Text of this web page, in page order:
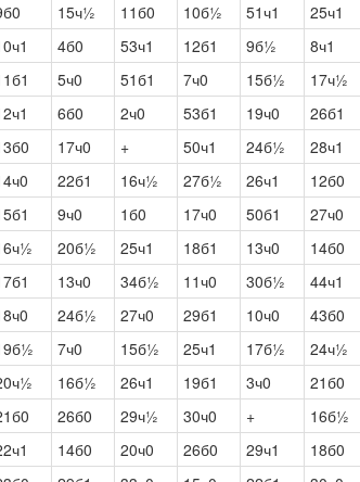
15ч½ 11б0 10б½ 51ч1 25ч1
4б0 53ч1 12б1 9б½ 8ч1
5ч0 51б1 7ч0 15б½ 17ч½
6б0 2ч0 53б1 19ч0 26б1
17ч0 + 50ч1 24б½ 28ч1
22б1 16ч½ 27б½ 26ч1 12б0
9ч0 1б0 17ч0 50б1 27ч0
20б½ 25ч1 18б1 13ч0 14б0
13ч0 34б½ 11ч0 30б½ 44ч1
24б½ 27ч0 29б1 10ч0 43б0
7ч0 15б½ 25ч1 17б½ 24ч½
16б½ 26ч1 19б1 3ч0 21б0
26б0 29ч½ 30ч0 + 16б½
14б0 20ч0 26б0 29ч1 18б0